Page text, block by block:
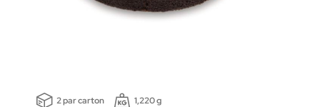
2 par carton 1,220 g